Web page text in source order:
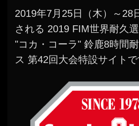
2019年7月25日（木）～28
される 2019 FIM世界耐久
"コカ・コーラ" 鈴鹿8時間
ス 第42回大会特設サイトで